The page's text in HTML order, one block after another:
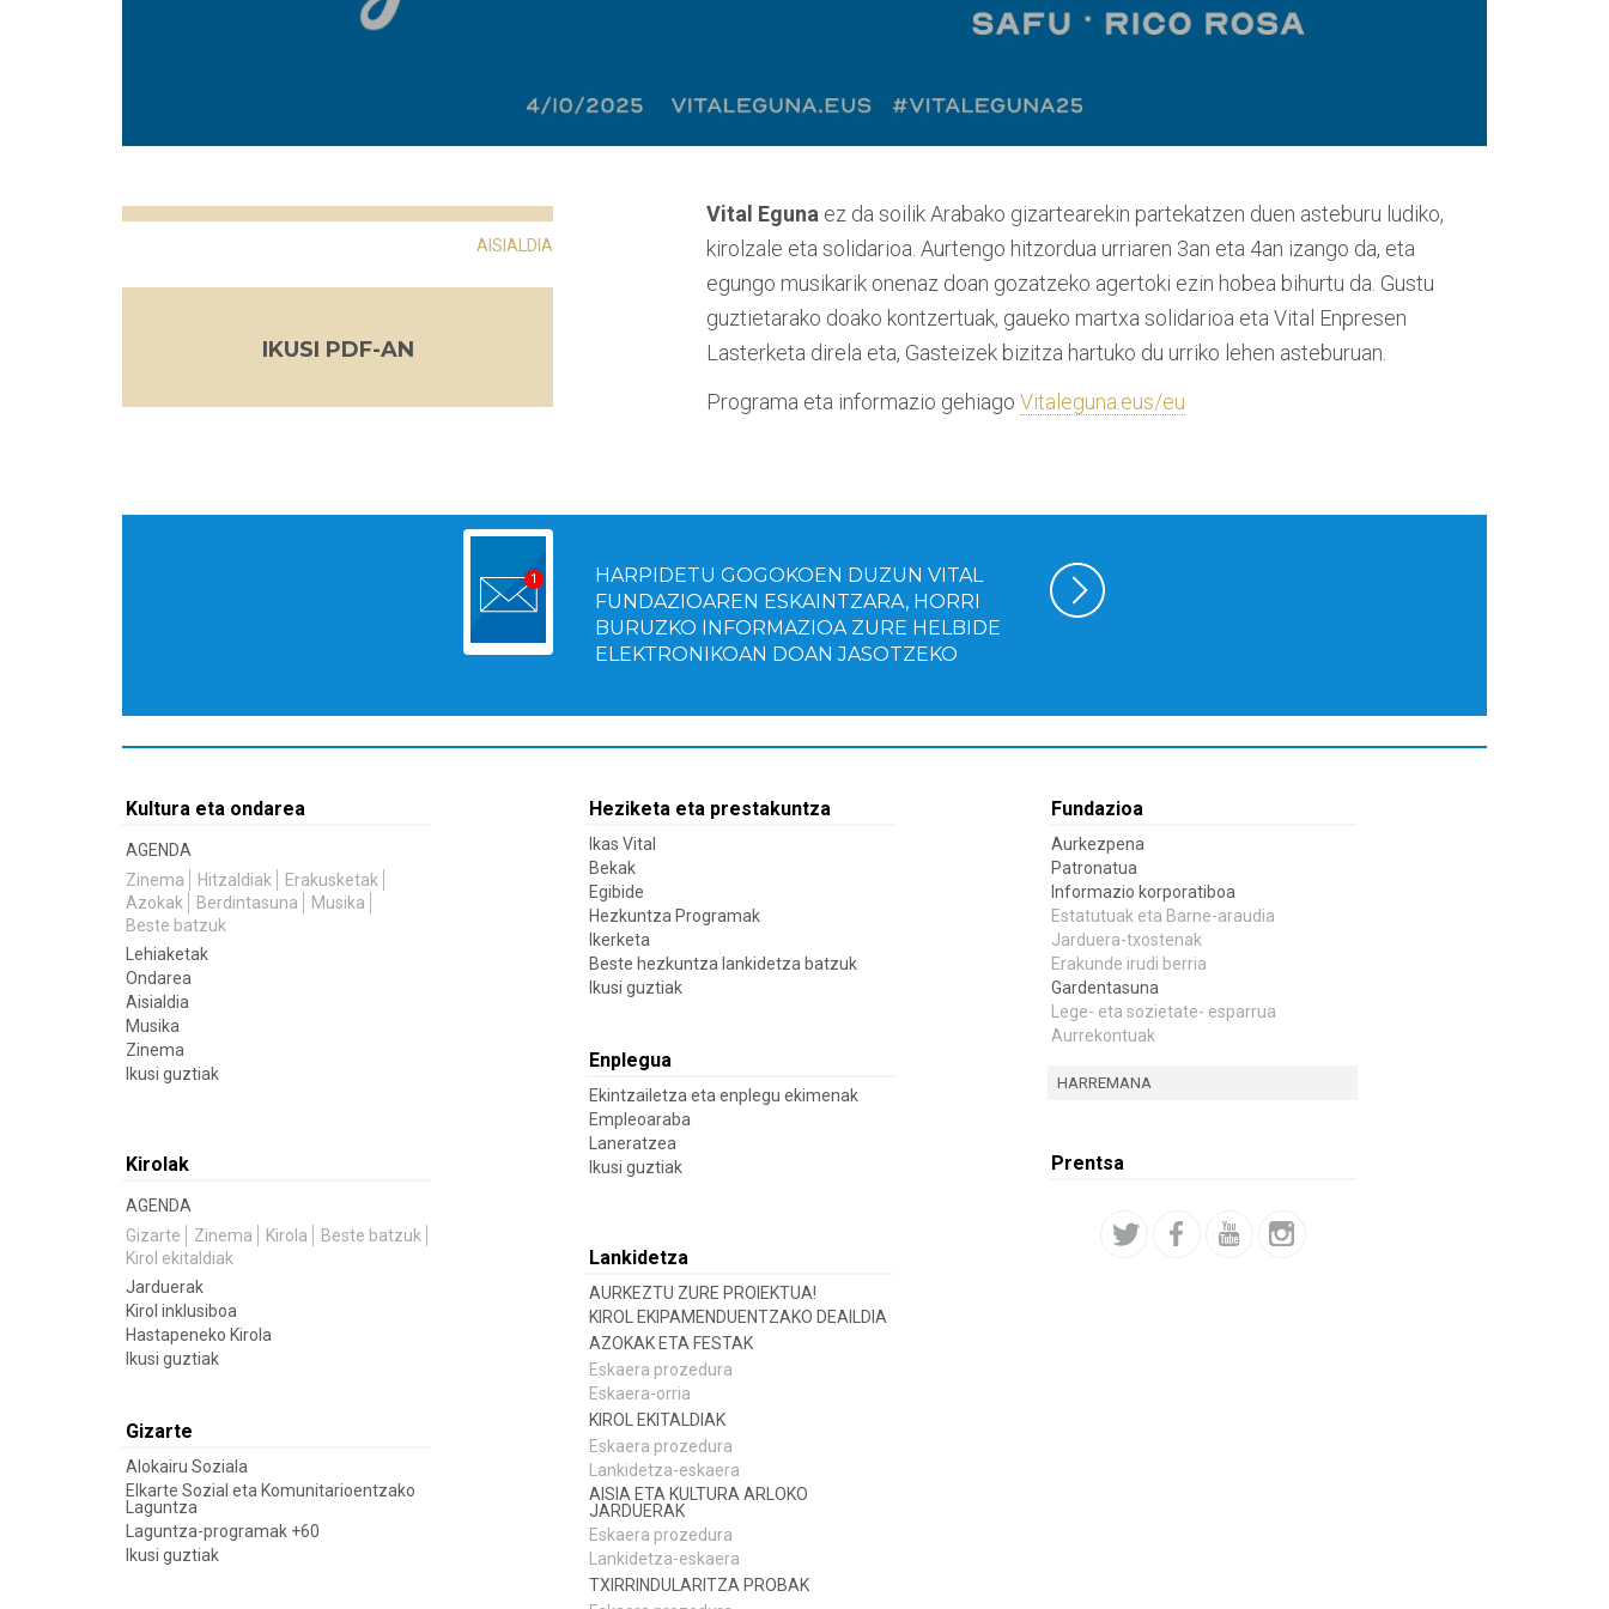
AISIALDIA
IKUSI PDF-AN
Vital Eguna ez da soilik Arabako gizartearekin partekatzen duen asteburu ludiko,
kirolzale eta solidarioa. Aurtengo hitzordua urriaren 3an eta 4an izango da, eta
egungo musikarik onenaz doan gozatzeko agertoki ezin hobea bihurtu da. Gustu
guztietarako doako kontzertuak, gaueko martxa solidarioa eta Vital Enpresen
Lasterketa direla eta, Gasteizek bizitza hartuko du urriko lehen asteburuan.
Programa eta informazio gehiago Vitaleguna.eus/eu
HARPIDETU GOGOKOEN DUZUN VITAL
FUNDAZIOAREN ESKAINTZARA, HORRI
BURUZKO INFORMAZIOA ZURE HELBIDE
ELEKTRONIKOAN DOAN JASOTZEKO
Kultura eta ondarea
AGENDA
Zinema
Hitzaldiak
Erakusketak
Azokak
Berdintasuna
Musika
Beste batzuk
Lehiaketak
Ondarea
Aisialdia
Musika
Zinema
Ikusi guztiak
Kirolak
AGENDA
Gizarte
Zinema Kirola
Beste batzuk
Kirol ekitaldiak
Jarduerak
Kirol inklusiboa
Hastapeneko Kirola
Ikusi guztiak
Gizarte
Alokairu Soziala
Elkarte Sozial eta Komunitarioentzako
Laguntza
Laguntza-programak +60
Ikusi guztiak
Heziketa eta prestakuntza
Ikas Vital
Bekak
Egibide
Hezkuntza Programak
Ikerketa
Beste hezkuntza lankidetza batzuk
Ikusi guztiak
Enplegua
Ekintzailetza eta enplegu ekimenak
Empleoaraba
Laneratzea
Ikusi guztiak
Lankidetza
AURKEZTU ZURE PROIEKTUA!
KIROL EKIPAMENDUENTZAKO DEAILDIA
AZOKAK ETA FESTAK
Eskaera prozedura
Eskaera-orria
KIROL EKITALDIAK
Eskaera prozedura
Lankidetza-eskaera
AISIA ETA KULTURA ARLOKO
JARDUERAK
Eskaera prozedura
Lankidetza-eskaera
TXIRRINDULARITZA PROBAK
Fundazioa
Aurkezpena
Patronatua
Informazio korporatiboa
Estatutuak eta Barne-araudia
Jarduera-txostenak
Erakunde irudi berria
Gardentasuna
Lege- eta sozietate- esparrua
Aurrekontuak
HARREMANA
Prentsa